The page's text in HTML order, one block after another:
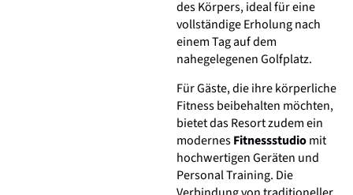
des Körpers, ideal für eine
vollständige Erholung nach
einem Tag auf dem
nahegelegenen Golfplatz.
Für Gäste, die ihre körperliche
Fitness beibehalten möchten,
bietet das Resort zudem ein
modernesFitnessstudiomit
hochwertigen Geräten und
Personal Training. Die